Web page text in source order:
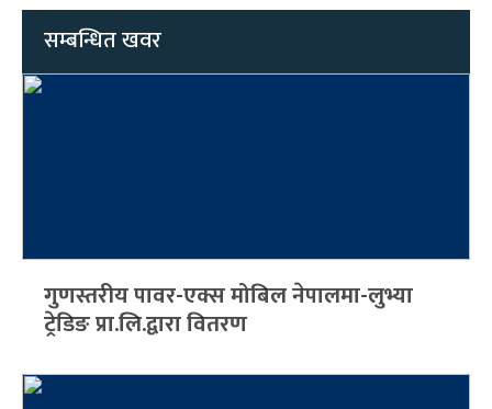
सम्बन्धित खवर
गुणस्तरीय पावर-एक्स मोबिल नेपालमा-लुभ्या
ट्रेडिङ प्रा.लि.द्वारा वितरण